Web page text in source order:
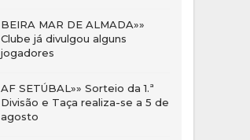
BEIRA MAR DE ALMADA»»
Clube já divulgou alguns
jogadores
AF SETÚBAL»» Sorteio da 1.ª
Divisão e Taça realiza-se a 5 de
agosto